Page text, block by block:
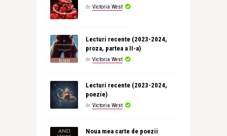
de Victoria West
Lecturi recente (2023-2024,
proza, partea a II-a)
de Victoria West
Lecturi recente (2023-2024,
poezie)
de Victoria West
Noua mea carte de poezii